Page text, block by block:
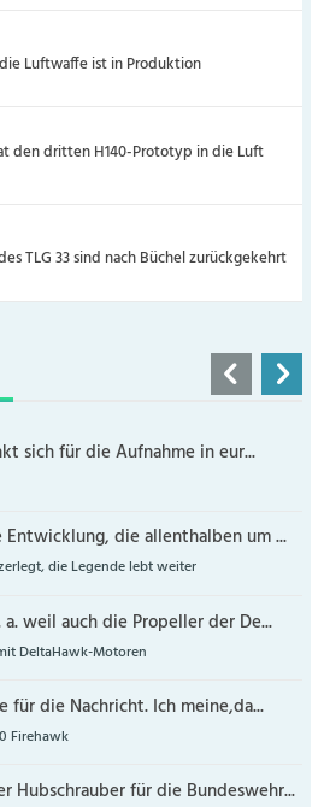
Luftwaffe ist in Produktion
den dritten H140-Prototyp in die Luft
TLG 33 sind nach Büchel zurückgekehrt
sich für die Aufnahme in eur...
Entwicklung, die allenthalben um ...
die Legende lebt weiter
weil auch die Propeller der De...
DeltaHawk-Motoren
für die Nachricht. Ich meine,da...
Firehawk
Hubschrauber für die Bundeswehr...